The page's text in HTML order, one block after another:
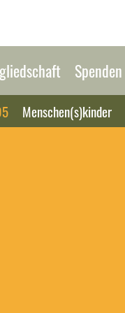
Spenden
Menschen(s)kinder